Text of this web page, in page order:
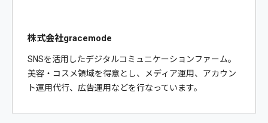
株式会社gracemode
SNSを活用したデジタルコミュニケーションファーム。
美容・コスメ領域を得意とし、メディア運用、アカウン
ト運用代行、広告運用などを行なっています。